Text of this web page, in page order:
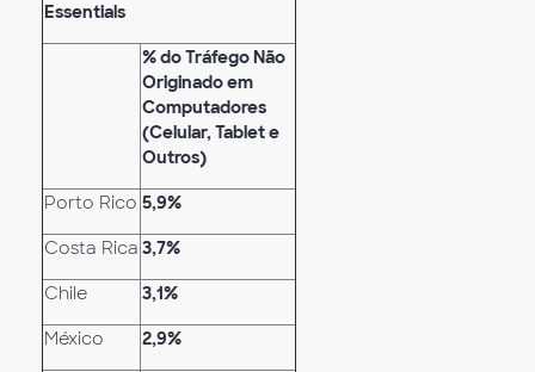
Essentials
% do Tráfego Não
Originado em
Computadores
(Celular, Tablet e
Outros)
Porto Rico 5,9%
Costa Rica 3,7%
Chile 3,1%
México 2,9%